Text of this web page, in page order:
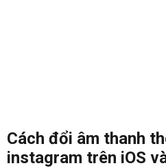
Cách đổi âm thanh
instagram trên iOS